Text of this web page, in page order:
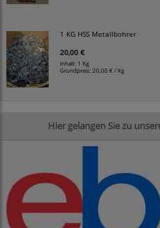
1 KG HSS Metallbohrer
20,00 €
Inhalt: 1 Kg
Grundpreis: 20,00 € / Kg
Hier gelangen Sie zu